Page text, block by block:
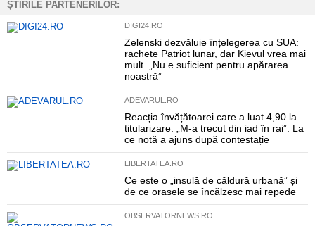
ȘTIRILE PARTENERILOR:
DIGI24.RO
Zelenski dezvăluie înțelegerea cu SUA:
rachete Patriot lunar, dar Kievul vrea mai
mult. „Nu e suficient pentru apărarea
noastră”
ADEVARUL.RO
Reacția învățătoarei care a luat 4,90 la
titularizare: „M-a trecut din iad în rai”. La
ce notă a ajuns după contestație
LIBERTATEA.RO
Ce este o „insulă de căldură urbană” și
de ce orașele se încălzesc mai repede
OBSERVATORNEWS.RO